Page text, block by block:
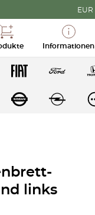
EUR
Informationen
links